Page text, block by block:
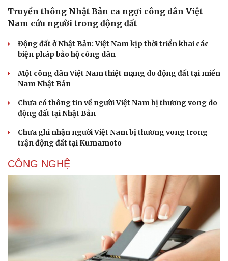
Sức khỏe
Đời sống
Truyền thông Nhật Bản ca ngợi công dân Việt
Nam cứu người trong động đất
Động đất ở Nhật Bản: Việt Nam kịp thời triển khai các
biện pháp bảo hộ công dân
Một công dân Việt Nam thiệt mạng do động đất tại miền
Nam Nhật Bản
Chưa có thông tin về người Việt Nam bị thương vong do
động đất tại Nhật Bản
Chưa ghi nhận người Việt Nam bị thương vong trong
trận động đất tại Kumamoto
CÔNG NGHỆ